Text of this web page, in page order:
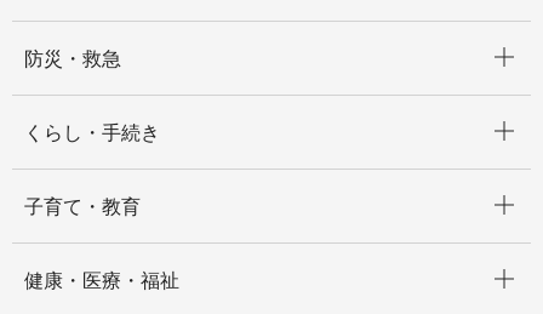
防災・救急
くらし・手続き
子育て・教育
健康・医療・福祉